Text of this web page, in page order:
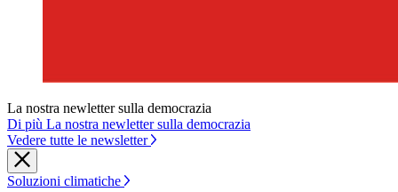
La nostra newletter sulla democrazia
Di più La nostra newletter sulla democrazia
Vedere tutte le newsletter
Soluzioni climatiche